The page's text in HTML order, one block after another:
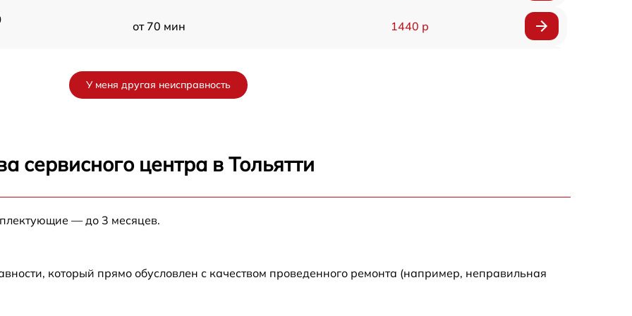
от 70 мин 1440 р
от 100 мин
У меня другая неисправность
сервисного центра в Тольятти
— до 3 месяцев.
который прямо обусловлен с качеством проведенного ремонта (например, неправильная